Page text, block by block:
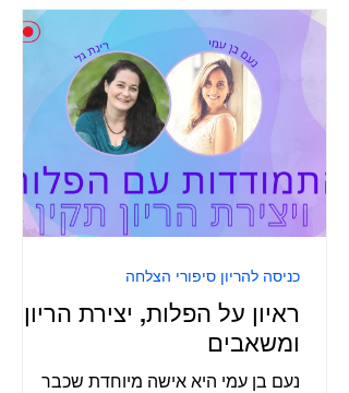
ראיון על הפלות, יצירת הריון
ומשאבים
נעם בן עמי היא אישה מיוחדת שכבר
כניסה להריון סיפורי הצלחה